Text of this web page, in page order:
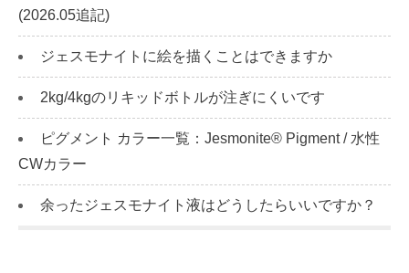
(2026.05追記)
ジェスモナイトに絵を描くことはできますか
2kg/4kgのリキッドボトルが注ぎにくいです
ピグメント カラー一覧：Jesmonite® Pigment / 水性
CWカラー
余ったジェスモナイト液はどうしたらいいですか？